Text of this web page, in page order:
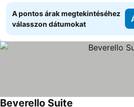
A pontos árak megtekintéséhez
válasszon dátumokat
Beverello Suite